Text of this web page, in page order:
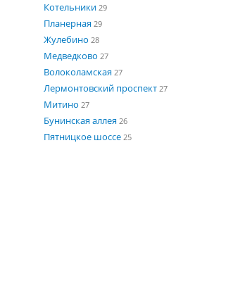
Котельники 29
Планерная 29
Жулебино 28
Медведково 27
Волоколамская 27
Лермонтовский проспект 27
Митино 27
Бунинская аллея 26
Пятницкое шоссе 25